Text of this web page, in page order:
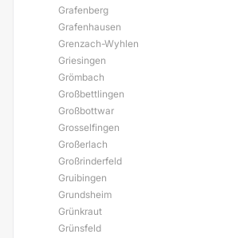
Grafenberg
Grafenhausen
Grenzach-Wyhlen
Griesingen
Grömbach
Großbettlingen
Großbottwar
Grosselfingen
Großerlach
Großrinderfeld
Gruibingen
Grundsheim
Grünkraut
Grünsfeld